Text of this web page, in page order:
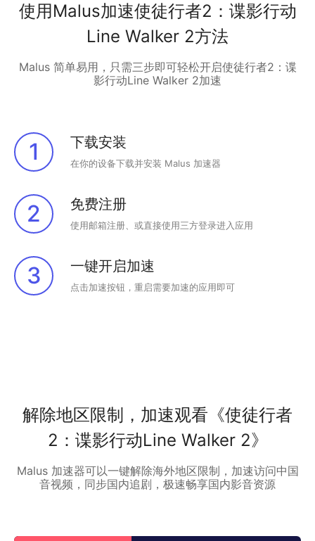
使用Malus加速使徒行者2：谍影行动
Line Walker 2方法
Malus 简单易用，只需三步即可轻松开启使徒行者2：谍
影行动Line Walker 2加速
1 下载安装
在你的设备下载并安装 Malus 加速器
2 免费注册
使用邮箱注册、或直接使用三方登录进入应用
3 一键开启加速
点击加速按钮，重启需要加速的应用即可
解除地区限制，加速观看《使徒行者
2：谍影行动Line Walker 2》
Malus 加速器可以一键解除海外地区限制，加速访问中国
音视频，同步国内追剧，极速畅享国内影音资源